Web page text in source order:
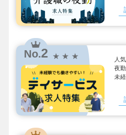
No.2 ★ ★ ★
人
夜
未